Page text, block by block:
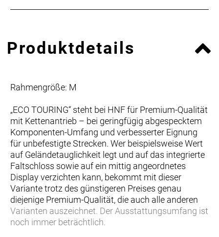
Produktdetails
Rahmengröße: M
„ECO TOURING“ steht bei HNF für Premium-Qualität
mit Kettenantrieb – bei geringfügig abgespecktem
Komponenten-Umfang und verbesserter Eignung
für unbefestigte Strecken. Wer beispielsweise Wert
auf Geländetauglichkeit legt und auf das integrierte
Faltschloss sowie auf ein mittig angeordnetes
Display verzichten kann, bekommt mit dieser
Variante trotz des günstigeren Preises genau
diejenige Premium-Qualität, die auch alle anderen
Varianten auszeichnet. Der Ausstattungsumfang ist
noch immer beträchtlich.